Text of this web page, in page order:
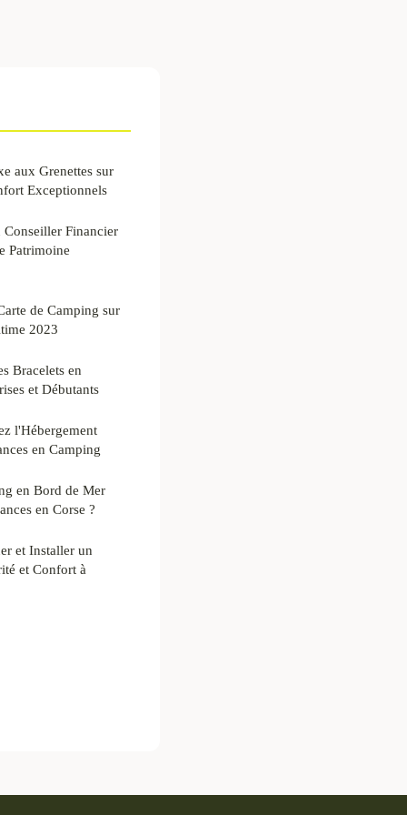
aux Grenettes sur
Exceptionnels
Financier
Patrimoine
de Camping sur
2023
Bracelets en
et Débutants
l'Hébergement
en Camping
en Bord de Mer
en Corse ?
et Installer un
et Confort à